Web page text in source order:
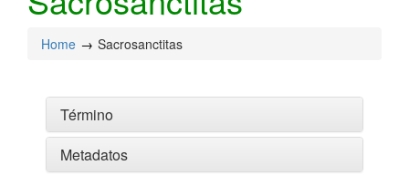
Home Sacrosanctitas
Término
Metadatos